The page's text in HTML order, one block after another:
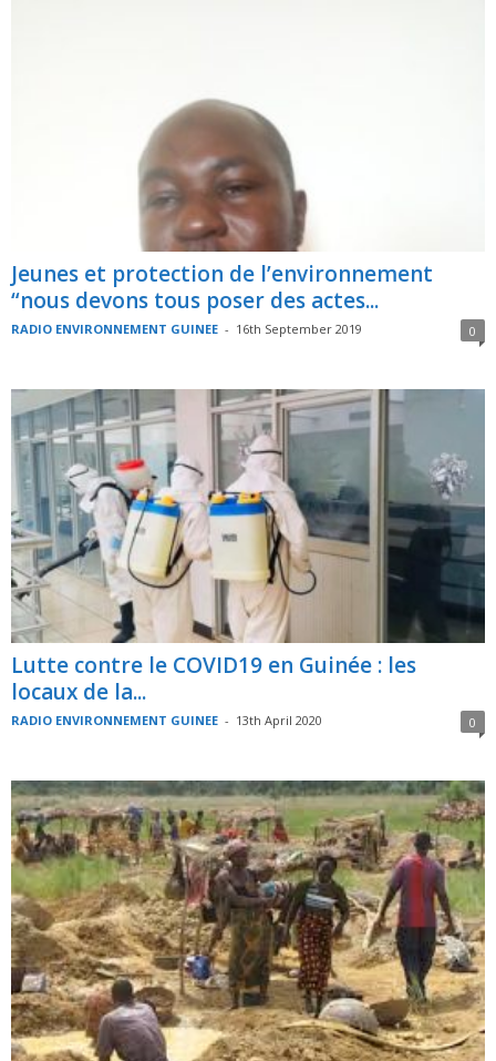
Jeunes et protection de l’environnement
“nous devons tous poser des actes...
RADIO ENVIRONNEMENT GUINEE - 16th September 2019 0
Lutte contre le COVID19 en Guinée : les
locaux de la...
RADIO ENVIRONNEMENT GUINEE - 13th April 2020 0